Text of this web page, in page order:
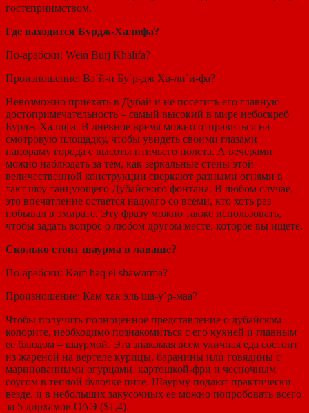
гостеприимством.
Где находится Бурдж-Халифа?
По-арабски: Wein Burj Khalifa?
Произношение: Вэ´й-н Бу´р-дж Ха-ли´и-фа?
Невозможно приехать в Дубай и не посетить его главную
достопримечательность – самый высокий в мире небоскреб
Бурдж-Халифа. В дневное время можно отправиться на
смотровую площадку, чтобы увидеть своими глазами
панораму города с высоты птичьего полета. А вечерами
можно наблюдать за тем, как зеркальные стены этой
величественной конструкции сверкают разными огнями в
такт шоу танцующего Дубайского фонтана. В любом случае,
это впечатление остается надолго со всеми, кто хоть раз
побывал в эмирате. Эту фразу можно также использовать,
чтобы задать вопрос о любом другом месте, которое вы ищете.
Сколько стоит шаурма в лаваше?
По-арабски: Kam haq el shawarma?
Произношение: Кам хак эль ша-у´р-маа?
Чтобы получить полноценное представление о дубайском
колорите, необходимо познакомиться с его кухней и главным
ее блюдом – шаурмой. Эта знакомая всем уличная еда состоит
из жареной на вертеле курицы, баранины или говядины с
маринованными огурцами, картошкой-фри и чесночным
соусом в теплой булочке пите. Шаурму подают практически
везде, и в небольших закусочных ее можно попробовать всего
за 5 дирхамов ОАЭ ($1,4).